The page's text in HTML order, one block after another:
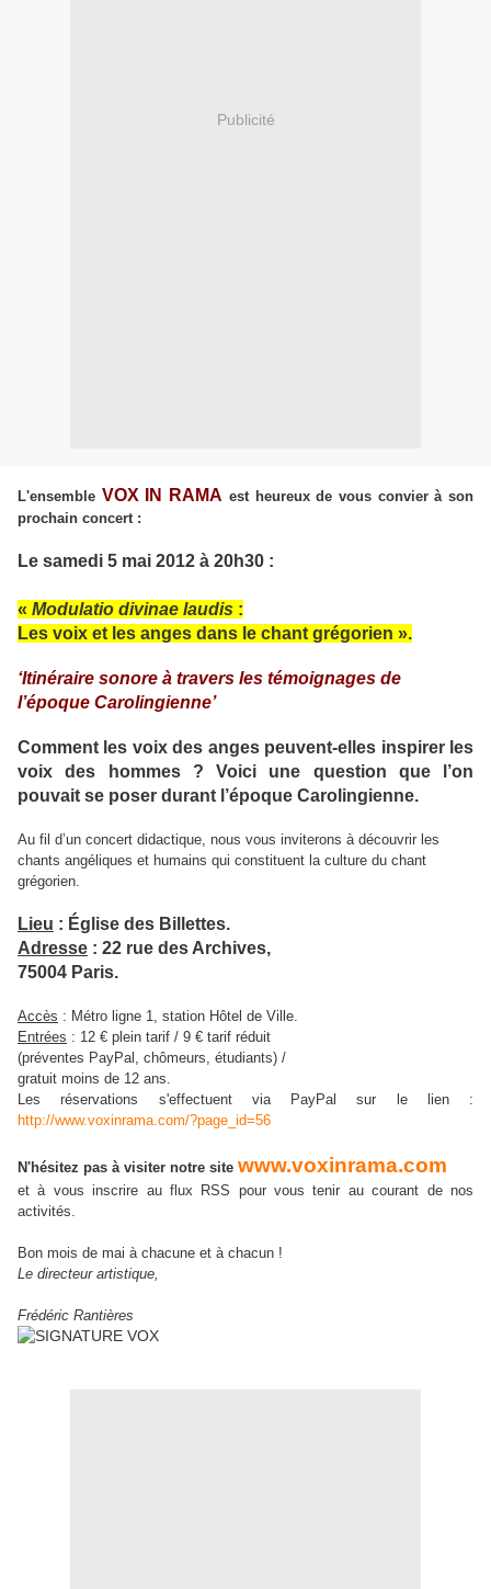
Publicité
L'ensemble VOX IN RAMA est heureux de vous convier à son
prochain concert :
Le samedi 5 mai 2012 à 20h30 :
« Modulatio divinae laudis :
Les voix et les anges dans le chant grégorien ».
‘Itinéraire sonore à travers les témoignages de
l’époque Carolingienne’
Comment les voix des anges peuvent-elles inspirer les
voix des hommes ? Voici une question que l’on
pouvait se poser durant l’époque Carolingienne.
Au fil d’un concert didactique, nous vous inviterons à découvrir les
chants angéliques et humains qui constituent la culture du chant
grégorien.
Lieu : Église des Billettes.
Adresse : 22 rue des Archives,
75004 Paris.
Accès : Métro ligne 1, station Hôtel de Ville.
Entrées : 12 € plein tarif / 9 € tarif réduit
(préventes PayPal, chômeurs, étudiants) /
gratuit moins de 12 ans.
Les réservations s'effectuent via PayPal sur le lien :
http://www.voxinrama.com/?page_id=56
N'hésitez pas à visiter notre site www.voxinrama.com
et à vous inscrire au flux RSS pour vous tenir au courant de nos
activités.
Bon mois de mai à chacune et à chacun !
Le directeur artistique,
Frédéric Rantières